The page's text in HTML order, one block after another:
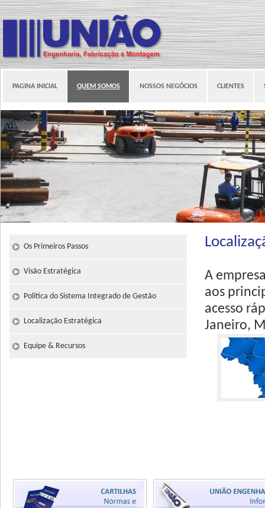
Os Primeiros Passos
Visão Estratégica
Política do Sistema Integrado de Gestão
Localização Estratégica
Equipe & Recursos
A
aos
acesso
Janeiro,
PAGINA INICIAL QUEM SOMOS NOSSOS NEGÓCIOS CLIENTES